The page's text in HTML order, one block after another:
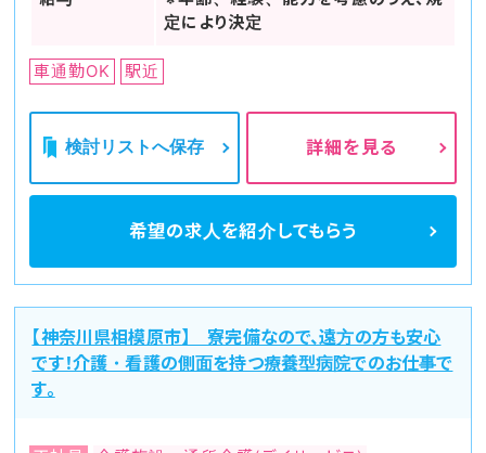
定により決定
車通勤OK 駅近
検討リストへ保存 詳細を見る
希望の求人を紹介してもらう
【神奈川県相模原市】 寮完備なので、遠方の方も安心
です！介護・看護の側面を持つ療養型病院でのお仕事で
す。